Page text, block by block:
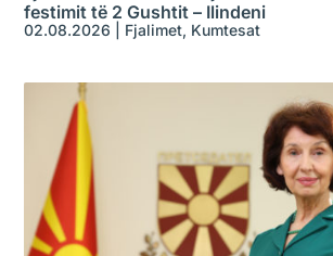
festimit të 2 Gushtit – Ilindeni
02.08.2026 Fjalimet, Kumtesat